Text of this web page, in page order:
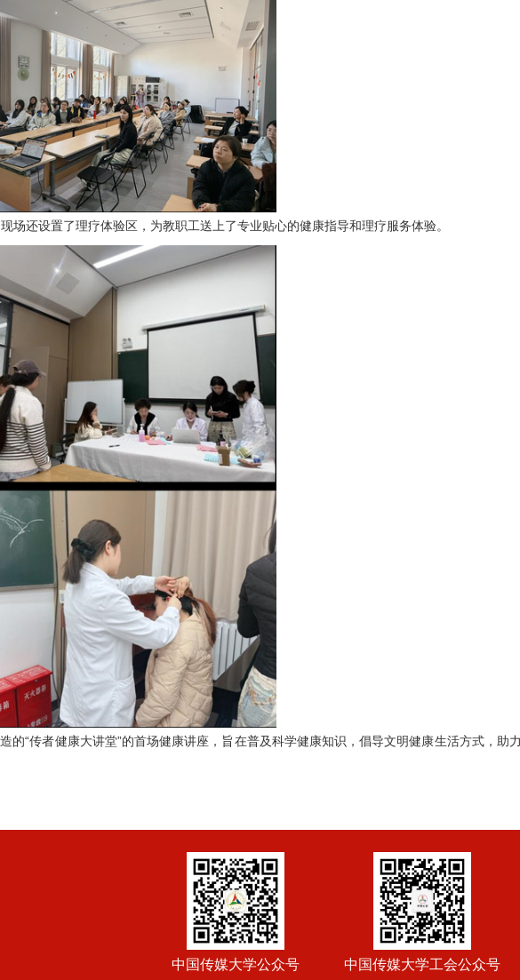
还设置了理疗体验区，为教职工送上了专业贴心的健康指导和理疗服务体验。
“传者健康大讲堂”的首场健康讲座，旨在普及科学健康知识，倡导文明健康生活方式，助
中国传媒大学公众号 中国传媒大学工会公众号